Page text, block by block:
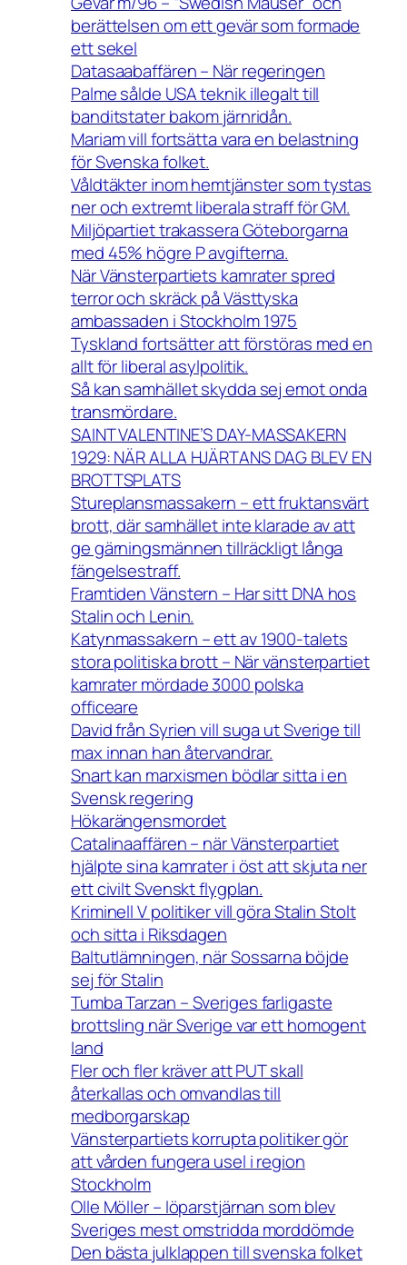
berättelsen om ett gevär som formade
ett sekel
Datasaabaffären – När regeringen
Palme sålde USA teknik illegalt till
banditstater bakom järnridån.
Mariam vill fortsätta vara en belastning
för Svenska folket.
Våldtäkter inom hemtjänster som tystas
ner och extremt liberala straff för GM.
Miljöpartiet trakassera Göteborgarna
med 45% högre P avgifterna.
När Vänsterpartiets kamrater spred
terror och skräck på Västtyska
ambassaden i Stockholm 1975
Tyskland fortsätter att förstöras med en
allt för liberal asylpolitik.
Så kan samhället skydda sej emot onda
transmördare.
SAINT VALENTINE’S DAY-MASSAKERN
1929: NÄR ALLA HJÄRTANS DAG BLEV EN
BROTTSPLATS
Stureplansmassakern – ett fruktansvärt
brott, där samhället inte klarade av att
ge gärningsmännen tillräckligt långa
fängelsestraff.
Framtiden Vänstern – Har sitt DNA hos
Stalin och Lenin.
Katynmassakern – ett av 1900-talets
stora politiska brott – När vänsterpartiet
kamrater mördade 3000 polska
officeare
David från Syrien vill suga ut Sverige till
max innan han återvandrar.
Snart kan marxismen bödlar sitta i en
Svensk regering
Hökarängensmordet
Catalinaaffären – när Vänsterpartiet
hjälpte sina kamrater i öst att skjuta ner
ett civilt Svenskt flygplan.
Kriminell V politiker vill göra Stalin Stolt
och sitta i Riksdagen
Baltutlämningen, när Sossarna böjde
sej för Stalin
Tumba Tarzan – Sveriges farligaste
brottsling när Sverige var ett homogent
land
Fler och fler kräver att PUT skall
återkallas och omvandlas till
medborgarskap
Vänsterpartiets korrupta politiker gör
att vården fungera usel i region
Stockholm
Olle Möller – löparstjärnan som blev
Sveriges mest omstridda morddömde
Den bästa julklappen till svenska folket